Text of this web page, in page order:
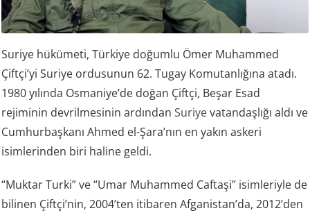
Suriye hükümeti, Türkiye doğumlu Ömer Muhammed
Çiftçi’yi Suriye ordusunun 62. Tugay Komutanlığına atadı.
1980 yılında Osmaniye’de doğan Çiftçi, Beşar Esad
rejiminin devrilmesinin ardındanSuriyevatandaşlığı aldı ve
Cumhurbaşkanı Ahmed el-Şara’nın en yakın askeri
isimlerinden biri haline geldi.
“Muktar Turki” ve “Umar Muhammed Caftaşi” isimleriyle de
bilinen Çiftçi’nin, 2004’ten itibaren Afganistan’da, 2012’den